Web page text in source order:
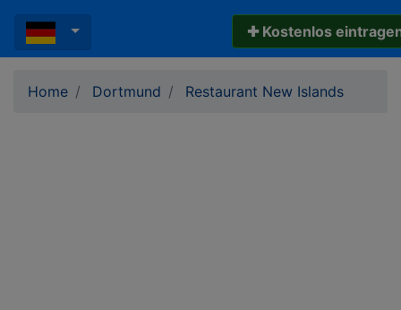
✚ Kostenlos
Home Dortmund Restaurant New Islands